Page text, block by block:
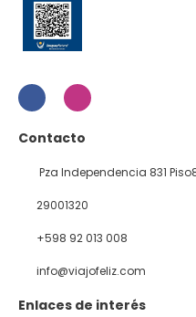
Contacto
Pza Independencia 831
29001320
+598 92 013 008
info@viajofeliz.com
Enlaces de interés